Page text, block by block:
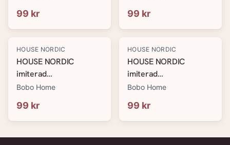
99 kr
(40x40)
99 kr
HOUSE NORDIC
HOUSE NORDIC
imiterad
lammskinnskudde,
polyester (40x40)
Bobo Home
99 kr
HOUSE NORDIC
HOUSE NORDIC
imiterad
lammskinnskudde,
svamppolyester (40x40)
Bobo Home
99 kr